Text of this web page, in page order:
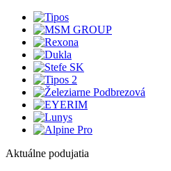
Aktuálne podujatia